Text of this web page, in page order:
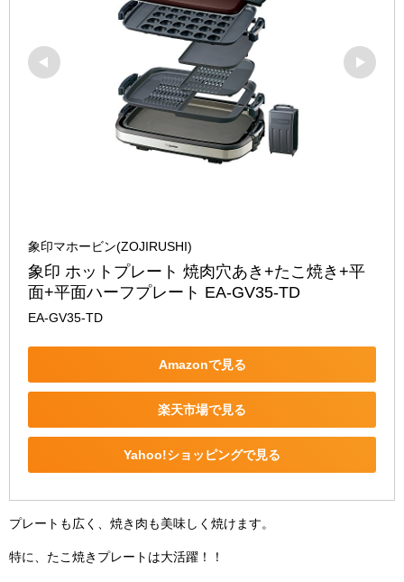
象印マホービン(ZOJIRUSHI)
象印 ホットプレート 焼肉穴あき+たこ焼き+平
面+平面ハーフプレート EA-GV35-TD
EA-GV35-TD
Amazonで見る
楽天市場で見る
Yahoo!ショッピングで見る
プレートも広く、焼き肉も美味しく焼けます。
特に、たこ焼きプレートは大活躍！！